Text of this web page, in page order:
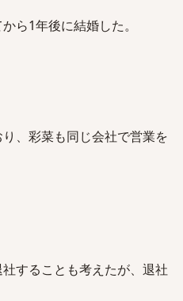
ら1年後に結婚した。
、彩菜も同じ会社で営業を
することも考えたが、退社